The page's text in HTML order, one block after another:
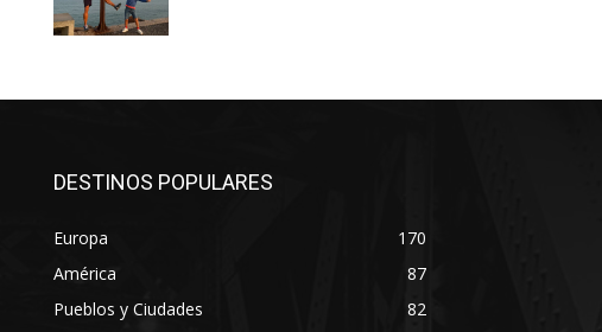
DESTINOS POPULARES
Europa
170
América
87
Pueblos y Ciudades
82